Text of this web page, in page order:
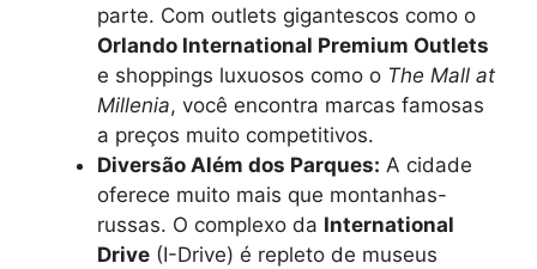
parte. Com outlets gigantescos como o
Orlando International Premium Outlets
e shoppings luxuosos como o The Mall at
Millenia, você encontra marcas famosas
a preços muito competitivos.
Diversão Além dos Parques: A cidade
oferece muito mais que montanhas-
russas. O complexo da International
Drive (I-Drive) é repleto de museus